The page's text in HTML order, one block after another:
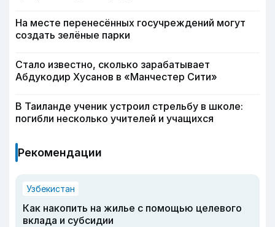
На месте перенесённых госучреждений могут
создать зелёные парки
Стало известно, сколько зарабатывает
Абдукодир Хусанов в «Манчестер Сити»
В Таиланде ученик устроил стрельбу в школе:
погибли несколько учителей и учащихся
Рекомендации
Узбекистан
Как накопить на жилье с помощью целевого
вклада и субсидии